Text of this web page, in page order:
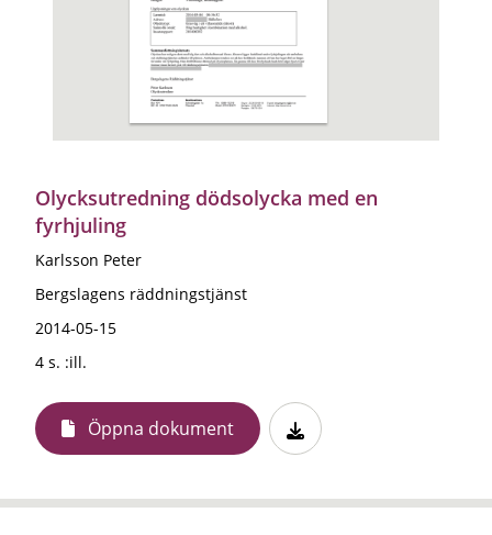
Olycksutredning dödsolycka med en
fyrhjuling
Karlsson Peter
Bergslagens räddningstjänst
2014-05-15
4 s. :ill.
Öppna dokument